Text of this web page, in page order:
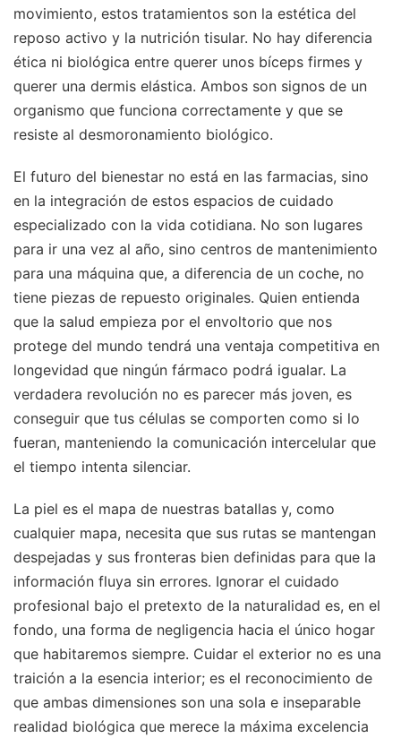
movimiento, estos tratamientos son la estética del
reposo activo y la nutrición tisular. No hay diferencia
ética ni biológica entre querer unos bíceps firmes y
querer una dermis elástica. Ambos son signos de un
organismo que funciona correctamente y que se
resiste al desmoronamiento biológico.
El futuro del bienestar no está en las farmacias, sino
en la integración de estos espacios de cuidado
especializado con la vida cotidiana. No son lugares
para ir una vez al año, sino centros de mantenimiento
para una máquina que, a diferencia de un coche, no
tiene piezas de repuesto originales. Quien entienda
que la salud empieza por el envoltorio que nos
protege del mundo tendrá una ventaja competitiva en
longevidad que ningún fármaco podrá igualar. La
verdadera revolución no es parecer más joven, es
conseguir que tus células se comporten como si lo
fueran, manteniendo la comunicación intercelular que
el tiempo intenta silenciar.
La piel es el mapa de nuestras batallas y, como
cualquier mapa, necesita que sus rutas se mantengan
despejadas y sus fronteras bien definidas para que la
información fluya sin errores. Ignorar el cuidado
profesional bajo el pretexto de la naturalidad es, en el
fondo, una forma de negligencia hacia el único hogar
que habitaremos siempre. Cuidar el exterior no es una
traición a la esencia interior; es el reconocimiento de
que ambas dimensiones son una sola e inseparable
realidad biológica que merece la máxima excelencia